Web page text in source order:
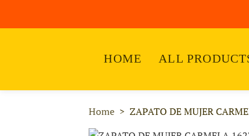
HOME ALL
Home ZAPATO DE MUJER